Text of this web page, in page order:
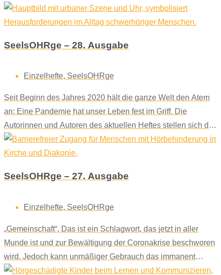
SeelsOHRge – 28. Ausgabe
Einzelhefte, SeelsOHRge
Seit Beginn des Jahres 2020 hält die ganze Welt den Atem
an: Eine Pandemie hat unser Leben fest im Griff. Die
Autorinnen und Autoren des aktuellen Heftes stellen sich die
Frage: Wie gehen wir mit Krisen um?
SeelsOHRge – 27. Ausgabe
Einzelhefte, SeelsOHRge
„Gemeinschaft“, Das ist ein Schlagwort, das jetzt in aller
Munde ist und zur Bewältigung der Coronakrise beschworen
wird. Jedoch kann unmäßiger Gebrauch das immanent
Positive des Begriffes leicht kompromittieren.